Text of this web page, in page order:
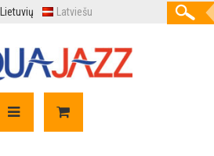
Lietuvių Latviešu